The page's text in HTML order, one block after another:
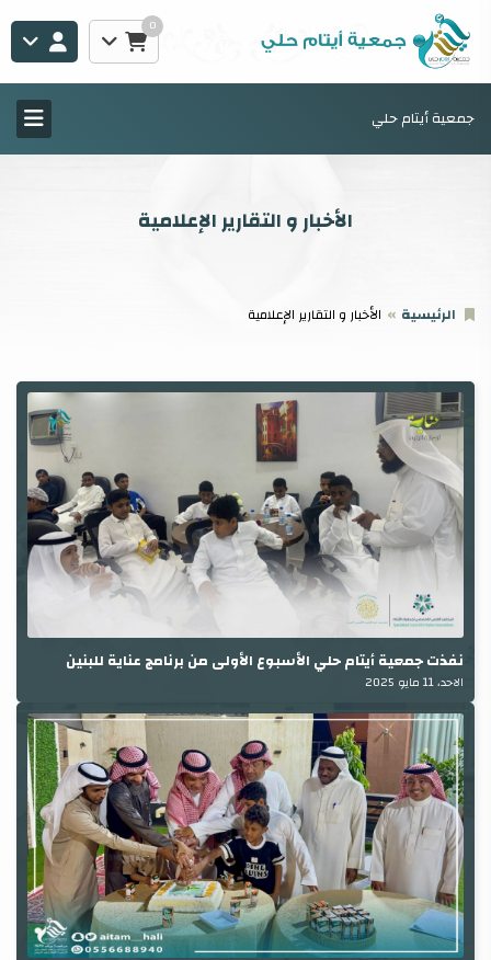
0
جمعية أيتام حلي
الأخبار و التقارير الإعلامية
الرئيسية الأخبار و التقارير الإعلامية
نفذت جمعية أيتام حلي الأسبوع الأولى من برنامج عناية للبنين
الاحد، 11 مايو 2025